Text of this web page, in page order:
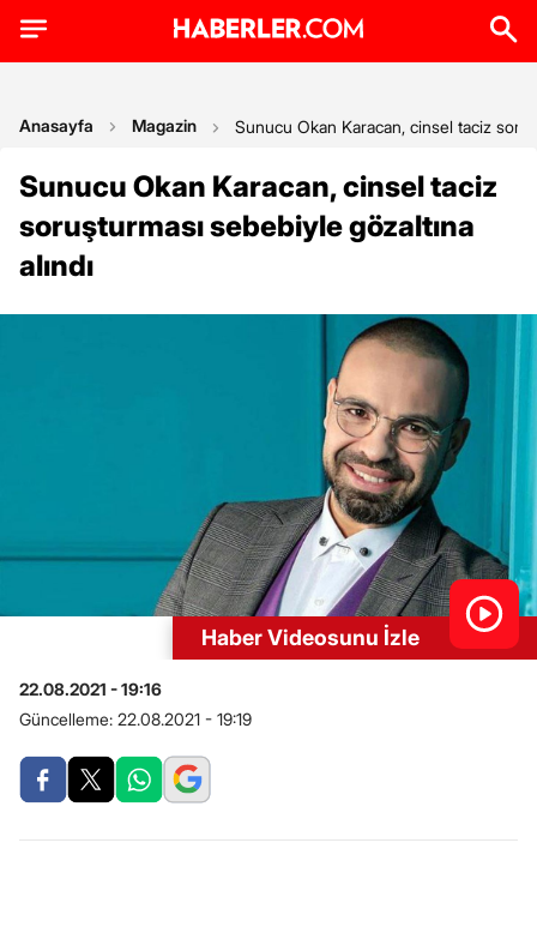
Anasayfa Magazin Sunucu Okan Karacan, cinsel taciz
Sunucu Okan Karacan, cinsel taciz
soruşturması sebebiyle gözaltına
alındı
Haber Videosunu İzle
22.08.2021 - 19:16
Güncelleme: 22.08.2021 - 19:19